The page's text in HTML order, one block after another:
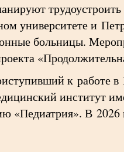
университете и
больницы.
к работе
институт
«Педиатрия». В